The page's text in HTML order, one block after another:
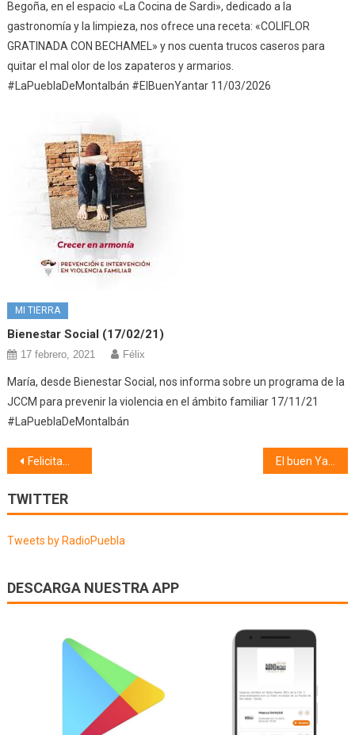
Begoña, en el espacio «La Cocina de Sardi», dedicado a la
gastronomía y la limpieza, nos ofrece una receta: «COLIFLOR
GRATINADA CON BECHAMEL» y nos cuenta trucos caseros para
quitar el mal olor de los zapateros y armarios.
#LaPueblaDeMontalbán #ElBuenYantar 11/03/2026
MI TIERRA
Bienestar Social (17/02/21)
17 febrero, 2021 Félix
María, desde Bienestar Social, nos informa sobre un programa de la
JCCM para prevenir la violencia en el ámbito familiar 17/11/21
#LaPueblaDeMontalbán
Navegación
de
entradas
Felicitamos a Jorge Lozano (29/06/21)
TWITTER
Tweets by RadioPuebla
DESCARGA NUESTRA APP